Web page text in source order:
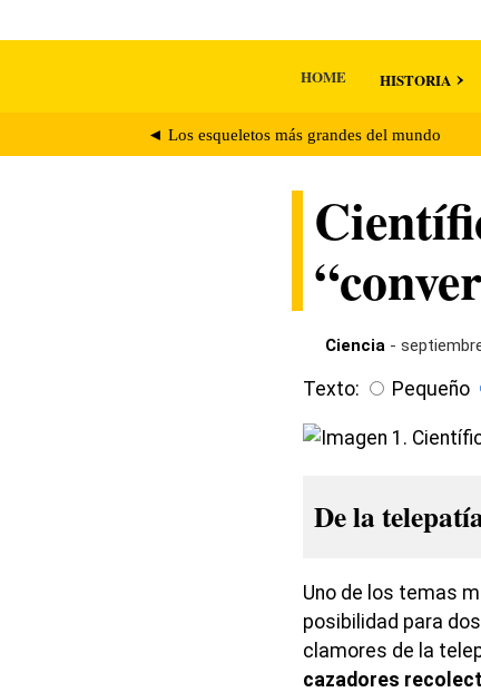
HOME HISTORIA
◄ Los esqueletos más grandes del mundo
Ciencia -
Texto: Pequeño
De la
Uno de los temas
posibilidad para
clamores de la
cazadores